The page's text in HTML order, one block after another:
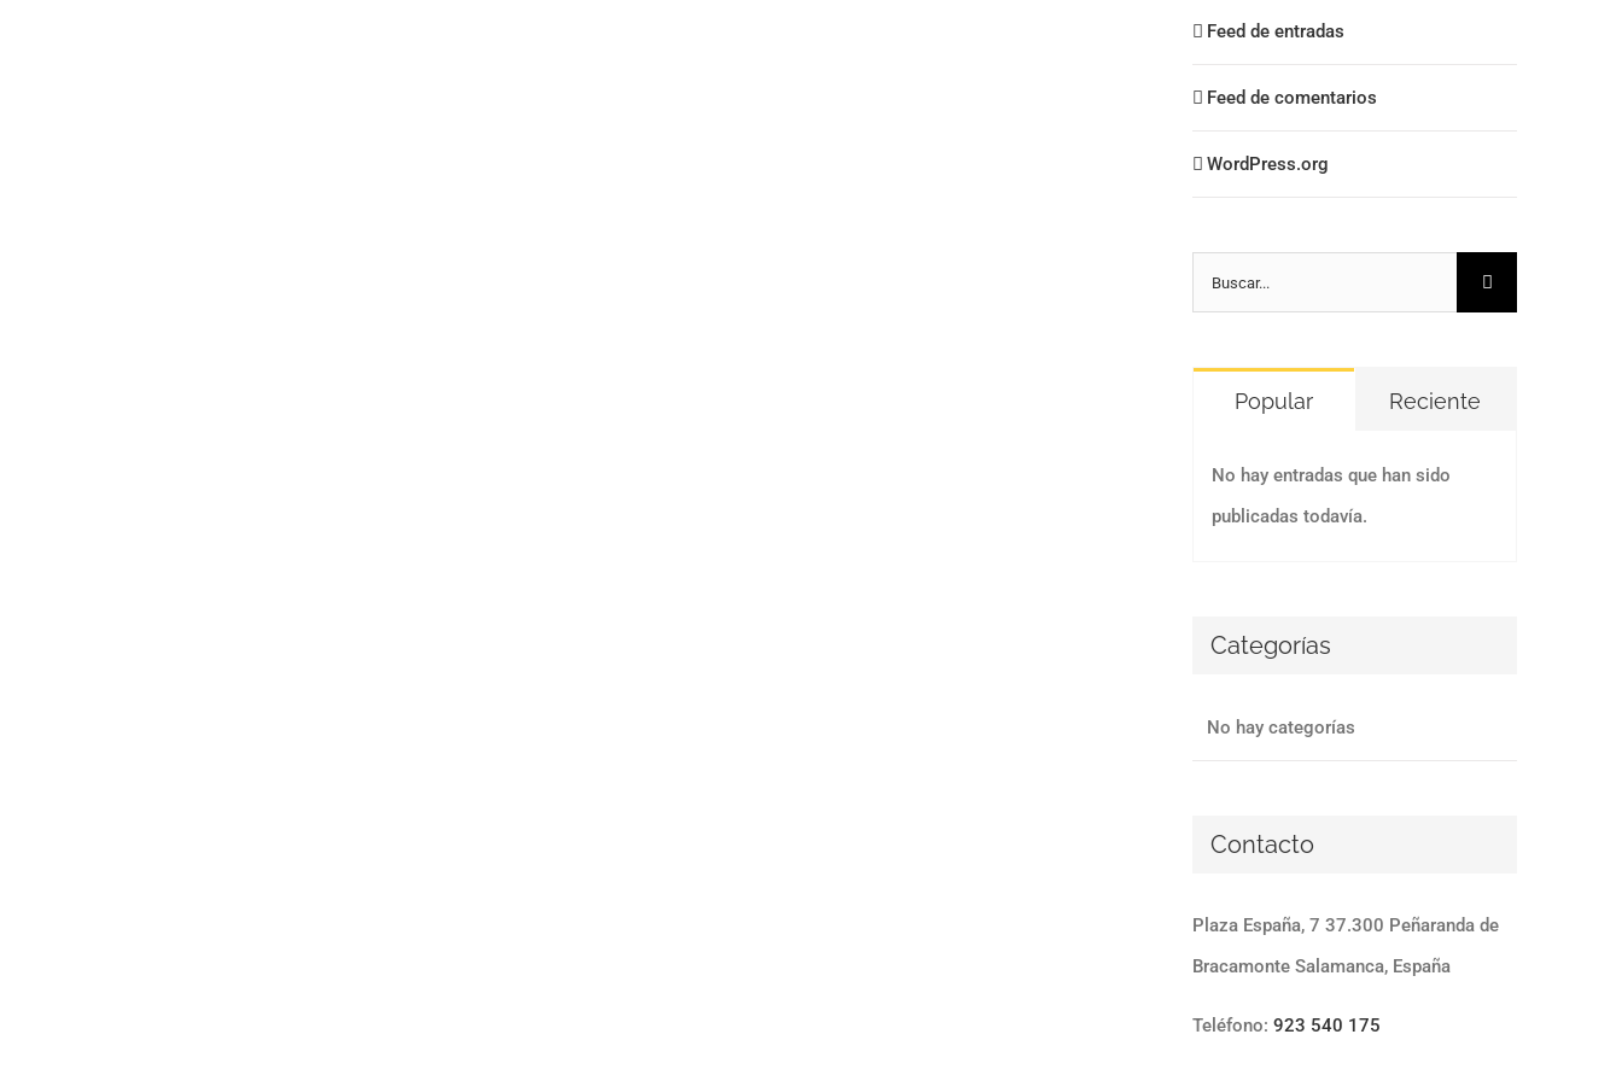
Feed de entradas
Feed de comentarios
WordPress.org
Popular Reciente
No hay entradas que han sido
publicadas todavía.
Categorías
No hay categorías
Contacto
Plaza España, 7 37.300 Peñaranda de
Bracamonte Salamanca, España
Teléfono: 923 540 175